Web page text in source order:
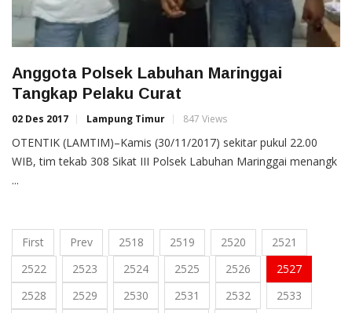
Anggota Polsek Labuhan Maringgai
Tangkap Pelaku Curat
02 Des 2017 Lampung Timur 847 Views
OTENTIK (LAMTIM)–Kamis (30/11/2017) sekitar pukul 22.00
WIB, tim tekab 308 Sikat III Polsek Labuhan Maringgai menangk
...
First Prev 2518 2519 2520
2521
2522
2523 2524 2525 2526
2527
2528
2529 2530 2531 2532
2533